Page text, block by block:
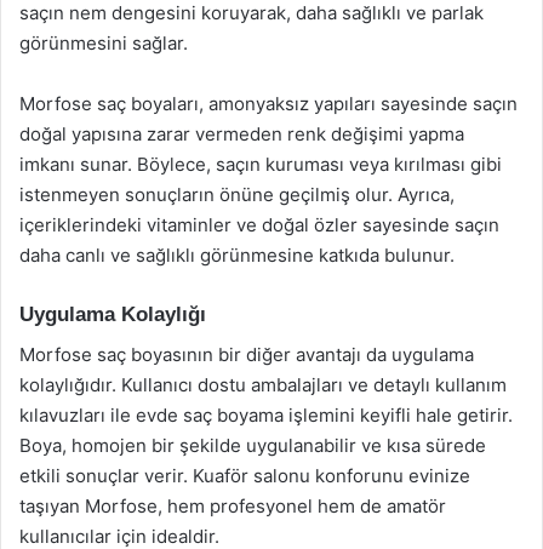
saçın nem dengesini koruyarak, daha sağlıklı ve parlak
görünmesini sağlar.
Morfose saç boyaları, amonyaksız yapıları sayesinde saçın
doğal yapısına zarar vermeden renk değişimi yapma
imkanı sunar. Böylece, saçın kuruması veya kırılması gibi
istenmeyen sonuçların önüne geçilmiş olur. Ayrıca,
içeriklerindeki vitaminler ve doğal özler sayesinde saçın
daha canlı ve sağlıklı görünmesine katkıda bulunur.
Uygulama Kolaylığı
Morfose saç boyasının bir diğer avantajı da uygulama
kolaylığıdır. Kullanıcı dostu ambalajları ve detaylı kullanım
kılavuzları ile evde saç boyama işlemini keyifli hale getirir.
Boya, homojen bir şekilde uygulanabilir ve kısa sürede
etkili sonuçlar verir. Kuaför salonu konforunu evinize
taşıyan Morfose, hem profesyonel hem de amatör
kullanıcılar için idealdir.